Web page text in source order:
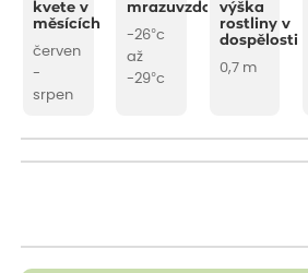
kvete v
měsících
červen
-
srpen
mrazuvzdornost
-26°c
až
-29°c
výška
rostliny v
dospělosti
0,7 m